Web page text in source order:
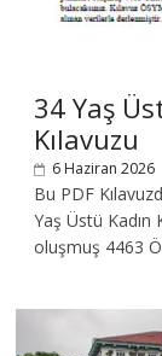
34 Yaş
Kılavuzu
6 Haziran 2026
Bu PDF
Yaş Üstü Kadın
oluşmuş 4463